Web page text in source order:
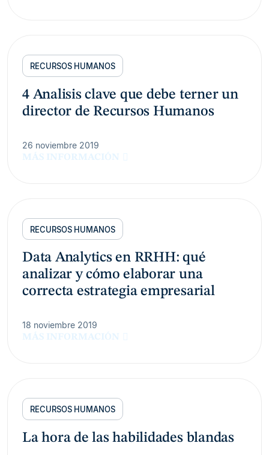
RECURSOS HUMANOS
4 Analisis clave que debe terner un
director de Recursos Humanos
26 noviembre 2019
MÁS INFORMACIÓN
RECURSOS HUMANOS
Data Analytics en RRHH: qué
analizar y cómo elaborar una
correcta estrategia empresarial
18 noviembre 2019
MÁS INFORMACIÓN
RECURSOS HUMANOS
La hora de las habilidades blandas